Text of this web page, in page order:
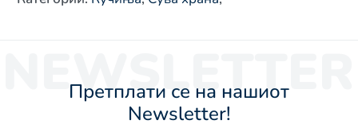
NEWSLETTER
Претплати се на нашиот
Newsletter!